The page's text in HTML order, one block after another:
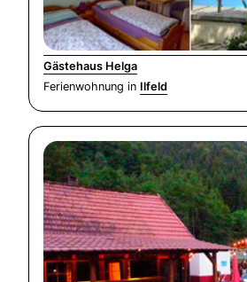
Gästehaus Helga
Ferienwohnung in Ilfeld